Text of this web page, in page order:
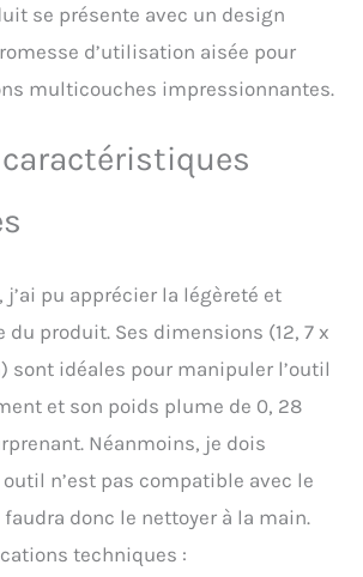
se présente avec un design
d’utilisation aisée pour
multicouches impressionnantes.
j’ai pu apprécier la légèreté et
du produit. Ses dimensions (12, 7 x
sont idéales pour manipuler l’outil
et son poids plume de 0, 28
Néanmoins, je dois
n’est pas compatible avec le
donc le nettoyer à la main.
techniques :